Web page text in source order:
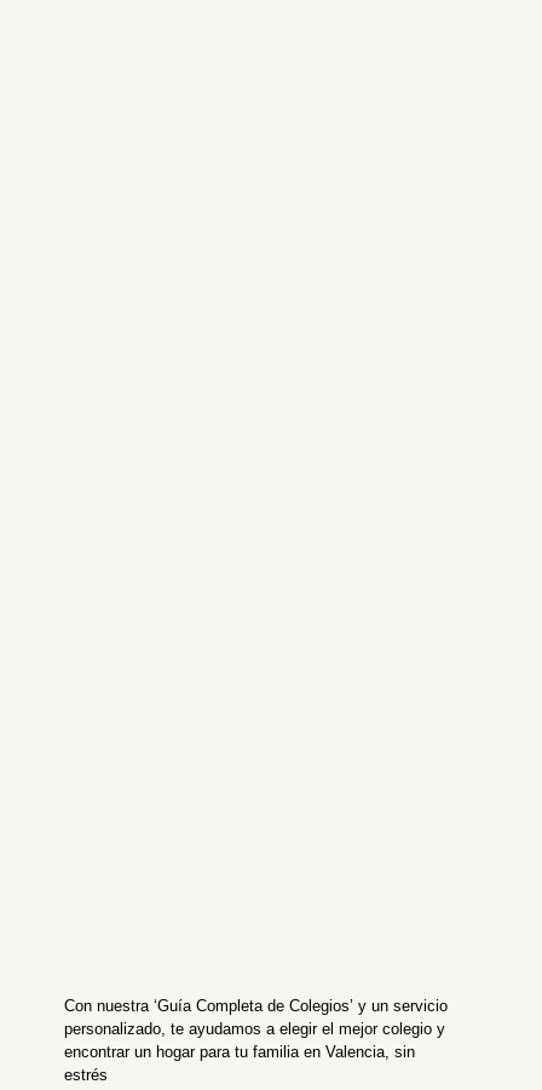
Con nuestra ‘Guía Completa de Colegios’ y un servicio
personalizado, te ayudamos a elegir el mejor colegio y
encontrar un hogar para tu familia en Valencia, sin
estrés